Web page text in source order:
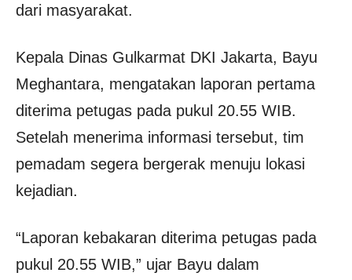
dari masyarakat.
Kepala Dinas Gulkarmat DKI Jakarta, Bayu
Meghantara, mengatakan laporan pertama
diterima petugas pada pukul 20.55 WIB.
Setelah menerima informasi tersebut, tim
pemadam segera bergerak menuju lokasi
kejadian.
“Laporan kebakaran diterima petugas pada
pukul 20.55 WIB,” ujar Bayu dalam